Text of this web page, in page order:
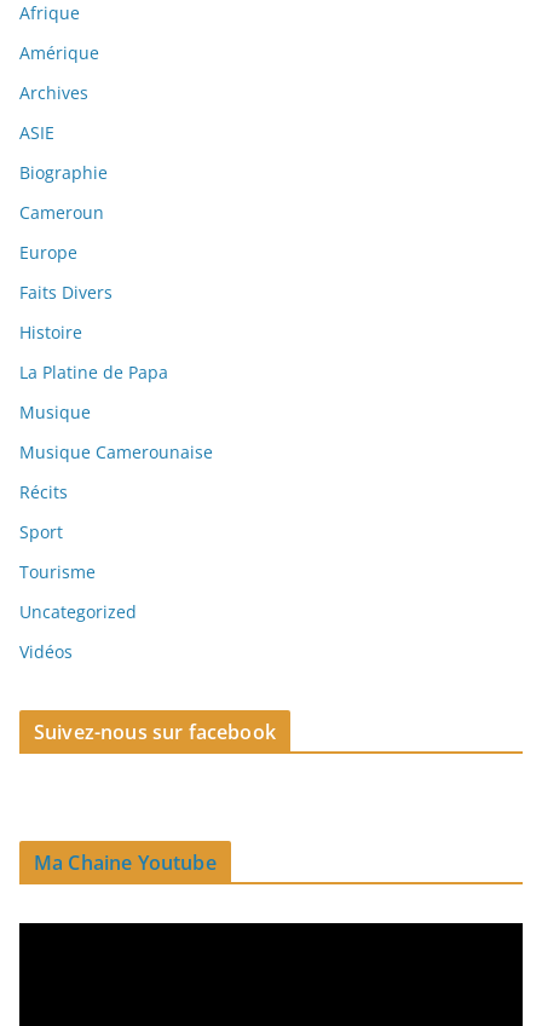
Afrique
Amérique
Archives
ASIE
Biographie
Cameroun
Europe
Faits Divers
Histoire
La Platine de Papa
Musique
Musique Camerounaise
Récits
Sport
Tourisme
Uncategorized
Vidéos
Suivez-nous sur facebook
Ma Chaine Youtube